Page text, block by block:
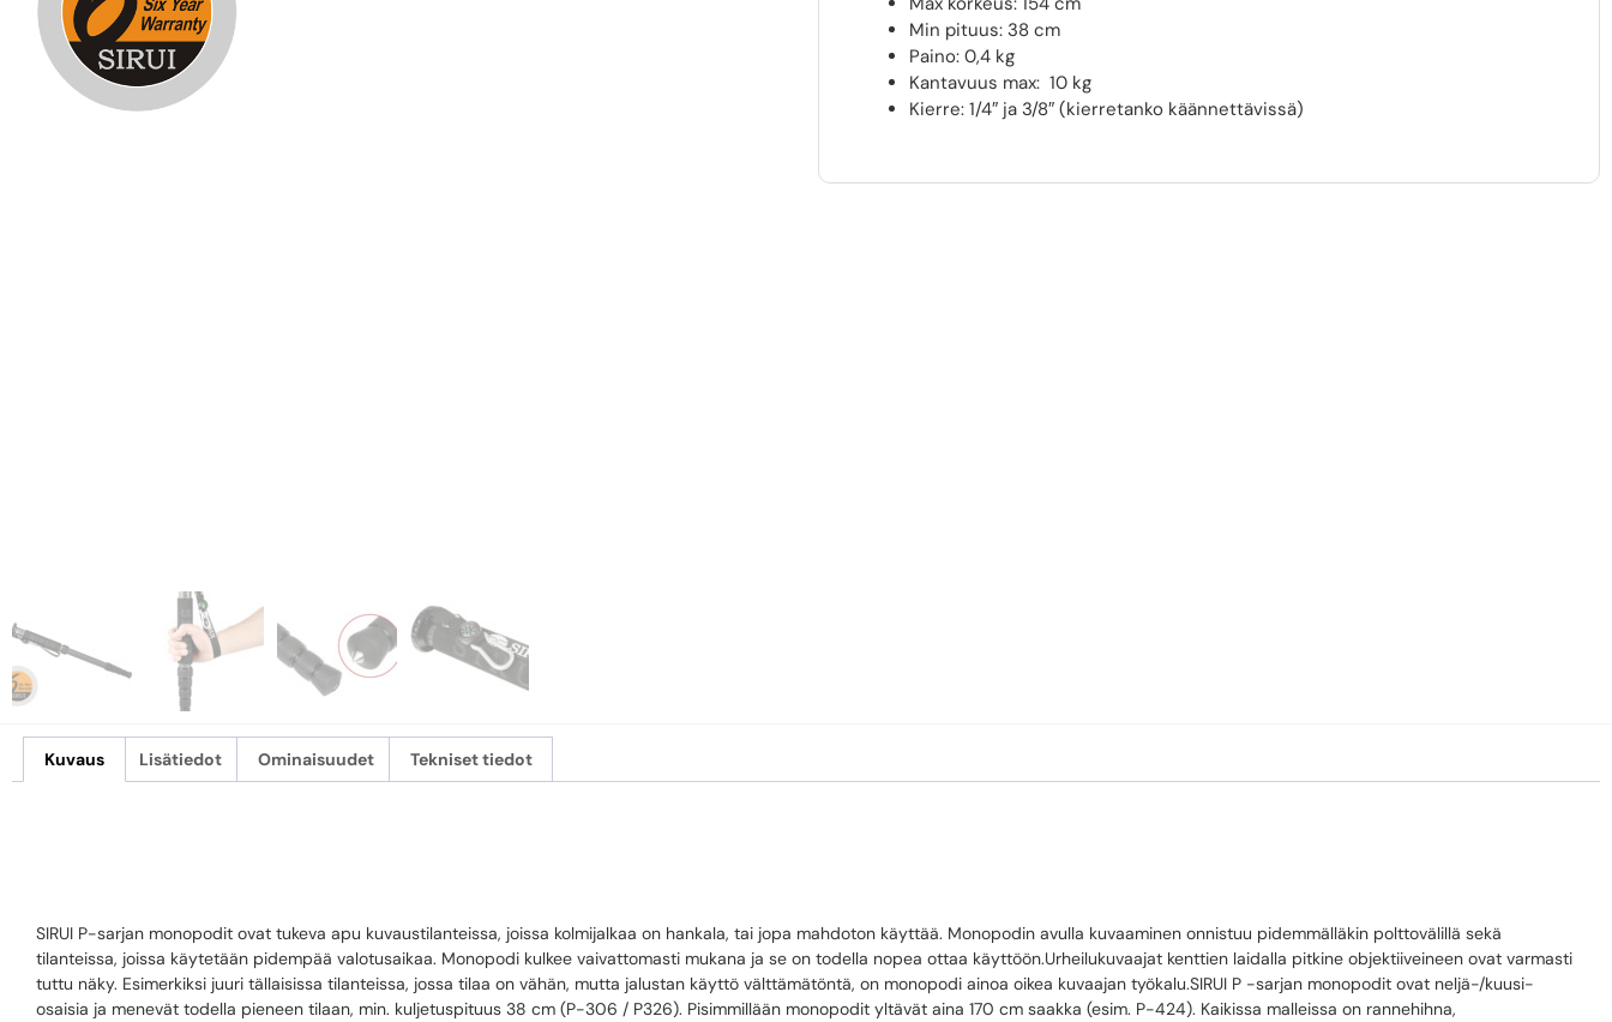
Min pituus: 38 cm
Paino: 0,4 kg
Kantavuus max: 10 kg
Kierre: 1/4″ ja 3/8″ (kierretanko käännettävissä)
Kuvaus Lisätiedot Ominaisuudet Tekniset tiedot
SIRUI P-sarjan monopodit ovat tukeva apu kuvaustilanteissa, joissa kolmijalkaa on hankala, tai jopa mahdoton käyttää. Monopodin avulla kuvaaminen onnistuu pidemmälläkin polttovälillä sekä
tilanteissa, joissa käytetään pidempää valotusaikaa. Monopodi kulkee vaivattomasti mukana ja se on todella nopea ottaa käyttöön.Urheilukuvaajat kenttien laidalla pitkine objektiiveineen ovat varmasti
tuttu näky. Esimerkiksi juuri tällaisissa tilanteissa, jossa tilaa on vähän, mutta jalustan käyttö välttämätöntä, on monopodi ainoa oikea kuvaajan työkalu.SIRUI P -sarjan monopodit ovat neljä-/kuusi-
osaisia ja menevät todella pieneen tilaan, min. kuljetuspituus 38 cm (P-306 / P326). Pisimmillään monopodit yltävät aina 170 cm saakka (esim. P-424). Kaikissa malleissa on rannehihna,